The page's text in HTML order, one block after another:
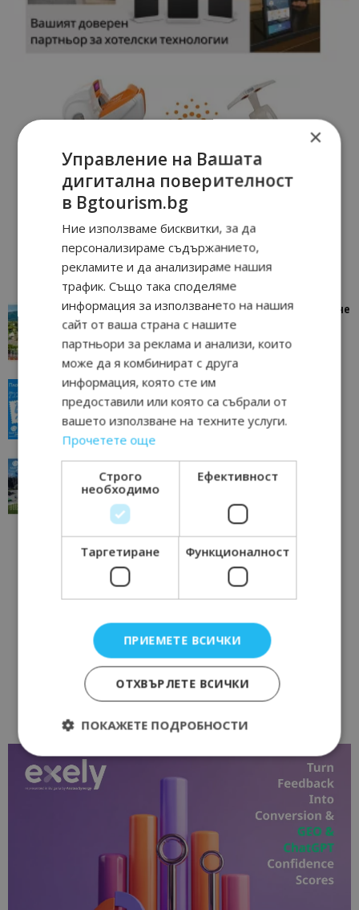
“Пощенска картичка от…”: Петрич – Изживяване
отвъд очакваното
Петрич 11/07/2026 11:22
“Пощенска картичка от…”: Пловдив, градът на
всички времена
Пловдив 23/06/2026 10:00
“Пощенска картичка от…”: Перник – град на
традициите, културата и вдъхновяващите...
Перник
×
Управление на Вашата
дигитална поверителност
в Bgtourism.bg
Ние използваме бисквитки, за да
персонализираме съдържанието,
рекламите и да анализираме нашия
трафик. Също така споделяме
информация за използването на нашия
сайт от ваша страна с нашите
партньори за реклама и анализи, които
може да я комбинират с друга
информация, която сте им
предоставили или която са събрали от
вашето използване на техните услуги.
Прочетете още
Строго
необходимо
Ефективност
Таргетиране Функционалност
ПРИЕМЕТЕ ВСИЧКИ
ОТХВЪРЛЕТЕ ВСИЧКИ
ПОКАЖЕТЕ ПОДРОБНОСТИ
Строго необходимо
Функционалност
Строго необходимите бисквитки позволяват
основната функционалност на уебсайта, като
потребителско влизане и управление на
акаунта. Уебсайтът не може да се използва
правилно без строго необходими бисквитки.